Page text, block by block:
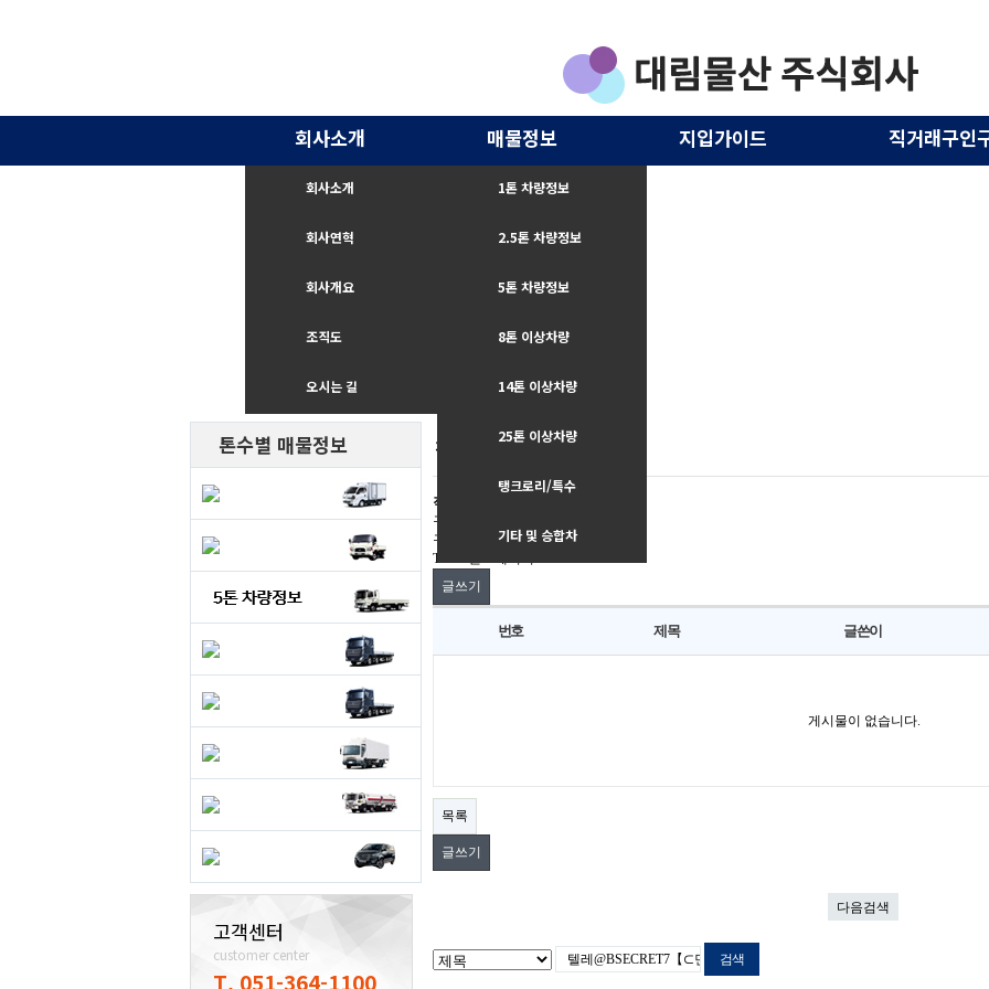
회사소개
회사소개
회사연혁
회사개요
조직도
오시는 길
매물정보
1톤 차량정보
2.5톤 차량정보
5톤 차량정보
8톤 이상차량
14톤 이상차량
25톤 이상차량
탱크로리/특수
차량
기타 및 승합차
지입가이드 직거래구인
톤수별 매물정보
고객센터
customer center
T. 051-364-1100
직거래구인구직
직거래구인구직 카테고리
구인
구직
Total 0건
글쓰기
번호 제목 글쓴이
게시물이 없습니다.
목록
글쓰기
다음검색